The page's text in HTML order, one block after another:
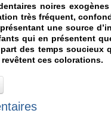
noires
très fréquent,
une source
qui en présentent
des temps soucieux
ces colorations.